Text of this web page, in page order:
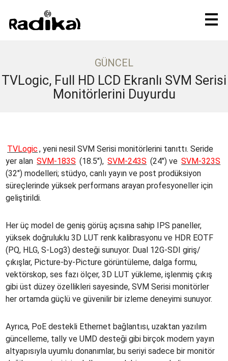
GÜNCEL
TVLogic, Full HD LCD Ekranlı SVM Serisi
Monitörlerini Duyurdu
TVLogic , yeni nesil SVM Serisi monitörlerini tanıttı. Seride
yer alan SVM-183S (18.5"), SVM-243S (24") ve SVM-323S
(32") modelleri; stüdyo, canlı yayın ve post prodüksiyon
süreçlerinde yüksek performans arayan profesyoneller için
geliştirildi.
Her üç model de geniş görüş açısına sahip IPS paneller,
yüksek doğruluklu 3D LUT renk kalibrasyonu ve HDR EOTF
(PQ, HLG, S-Log3) desteği sunuyor. Dual 12G-SDI giriş/
çıkışlar, Picture-by-Picture görüntüleme, dalga formu,
vektörskop, ses fazı ölçer, 3D LUT yükleme, işlenmiş çıkış
gibi üst düzey özellikleri sayesinde, SVM Serisi monitörler
her ortamda güçlü ve güvenilir bir izleme deneyimi sunuyor.
Ayrıca, PoE destekli Ethernet bağlantısı, uzaktan yazılım
güncelleme, tally ve UMD desteği gibi birçok modern yayın
altyapısıyla uyumlu donanımlar, bu seriyi sadece bir monitör